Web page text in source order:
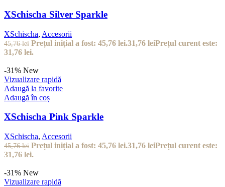
XSchischa Silver Sparkle
XSchischa, Accesorii
45,76lei Prețul inițial a fost: 45,76 lei.31,76 leiPrețul curent este:
31,76 lei.
-31% New
Vizualizare rapidă
Adaugă la favorite
Adaugă în coș
XSchischa Pink Sparkle
XSchischa, Accesorii
45,76lei Prețul inițial a fost: 45,76 lei.31,76 leiPrețul curent este:
31,76 lei.
-31% New
Vizualizare rapidă